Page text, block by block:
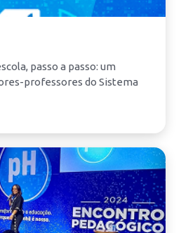
passo a passo: um
professores do Sistema